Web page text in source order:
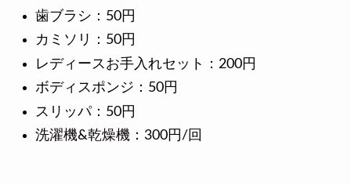
歯ブラシ：50円
カミソリ：50円
レディースお手入れセット：200円
ボディスポンジ：50円
スリッパ：50円
洗濯機&乾燥機：300円/回